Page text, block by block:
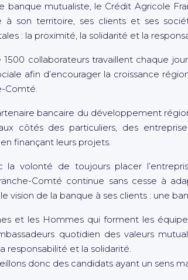
banque mutualiste, le Crédit Agricole
à son territoire, ses clients et ses
: la proximité, la solidarité et la
1500 collaborateurs travaillent chaque
afin d’encourager la croissance
Comté.
bancaire du développement
côtés des particuliers, des
finançant leurs projets.
la volonté de toujours placer
Comté continue sans cesse à
vision de la banque à ses clients : une
et les Hommes qui forment les
quotidien des valeurs
responsabilité et la solidarité.
donc des candidats ayant un sens